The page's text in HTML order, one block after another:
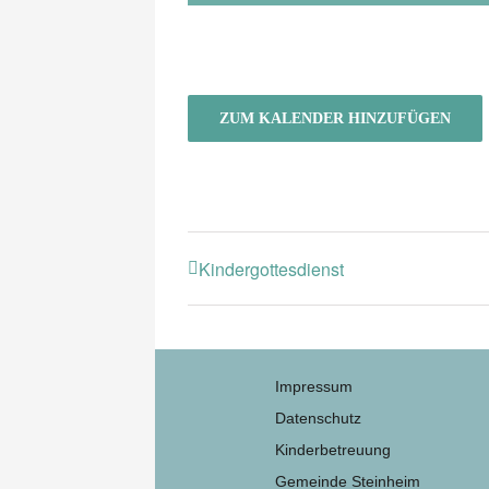
ZUM KALENDER HINZUFÜGEN
Kindergottesdienst
Impressum
Datenschutz
Kinderbetreuung
Gemeinde Steinheim